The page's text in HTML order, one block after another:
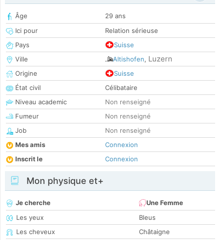
Âge
29 ans
Ici pour
Relation sérieuse
Pays
Suisse
Ville
Altishofen, Luzern
Origine
Suisse
État civil
Célibataire
Niveau academic
Non renseigné
Fumeur
Non renseigné
Job
Non renseigné
Mes amis
Connexion
Inscrit le
Connexion
Mon physique et+
Je cherche
Une Femme
Les yeux
Bleus
Les cheveux
Châtaigne